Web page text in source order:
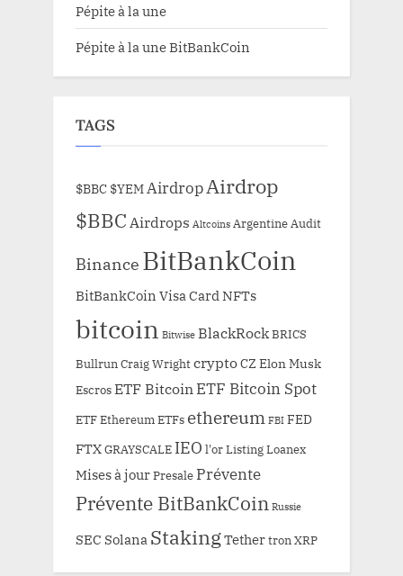
Pépite à la une
Pépite à la une BitBankCoin
TAGS
$BBC $YEMAirdropAirdrop
$BBCAirdrops Altcoins Argentine Audit
Binance BitBankCoin
BitBankCoin Visa Card NFTs
bitcoin Bitwise BlackRockBRICS
Bullrun Craig WrightcryptoCZ Elon Musk
EscrosETF Bitcoin ETF Bitcoin Spot
ETF Ethereum ETFs ethereum FBI FED
FTXGRAYSCALE IEO l'orListingLoanex
Mises à jourPresale Prévente
Prévente BitBankCoin Russie
SEC Solana StakingTethertron XRP